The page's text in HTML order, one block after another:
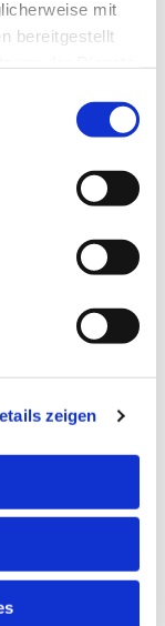
mit
bereitgestellt
zeigen